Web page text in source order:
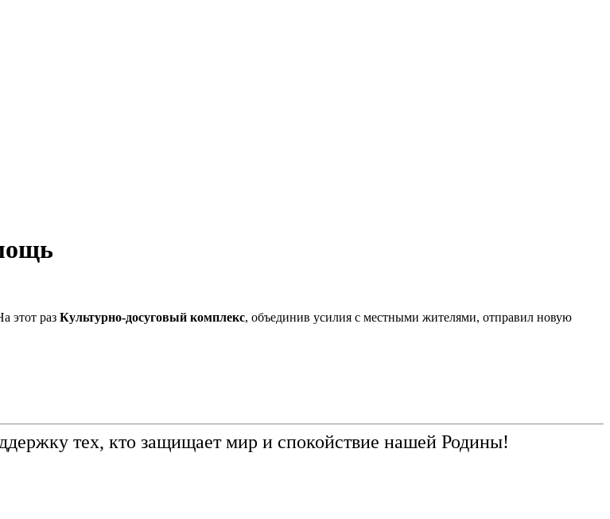
этот раз Культурно-досуговый комплекс, объединив усилия с местными жителями, отправил новую
тех, кто защищает мир и спокойствие нашей Родины!